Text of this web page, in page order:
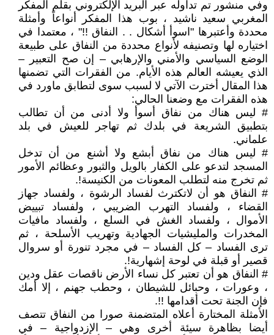
وفي منشور تم تداوله عبر البريد الإلكتروني بقلم المفكر
المغربي سعيد ناشيد ، بوب هذا المفكر أنواعاً وأمثلة
محددة وأعتبرها "اسوأ أشكال . . النفاق !!" ، معتمدا في
اختياره لها وتصنيفه لأنواع محددة من النفاق على طبيعة
الوضع السياسي والأمني والإرهابي – إن صح التعبير –
الذي يعيشه العالم هذه الأيام. من الفقرات التي تضمنها
هذا المقال أخترت الآتي لا لسبب سوى لتطابق ماورد في
هذه الفقرات مع وضعنا الحالي:
# ليس هناك من نفاق أسوأ ولا أدنى من أن تطالب
بتطبيق الشريعة في بلدك ثم تهاجر للعيش في بلد
علماني.
# ليس هناك من نفاق أبشع ولا أشنع من أن تدخل
المسجد لتدعو على الكفار بالويل والثبور وعظائم الأمور
ثم تخرج منه لتطلب المعونات من الكنيسة!.
# النفاق هو أن لاتكترث لفساد الرشوة ، ولفساد جهاز
القضاء ، ولفساد التهرب الضريبي ، ولفساد تبييض
الأموال ، ولفساد الغش في السلع ، ولفساد مافيات
المخدرات والمليشيات الجهادية وتهريب الأسلحة ، ثم
ترى الفساد – كل الفساد – في مجرد تنورة أو سروال
قصير أو قبلة في لوحة إشهارية!.
# النفاق هو أن تعتبر كل نساء الأرض ناقصات عقل ودين
، وعورات ، وحبائل للشيطان ، وحطب جهنم ، إلا أمك
فإن الجنة تحت أقدامها !!.
الأمثلة المختارة أعلاه المتضمنة صورا من النفاق تتصف
أيضا بظاهرة سيئة أخرى وهي – الإزدواجية – في